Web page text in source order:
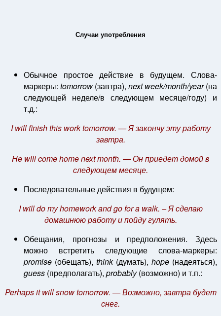
Случаи употребления
Обычное простое действие в будущем. Слова-
маркеры: tomorrow(завтра), next week/month/year(на
следующей неделе/в следующем месяце/году) и
т.д.:
I will finish this work tomorrow. — Я закончу эту работу
завтра.
He will come home next month. — Он приедет домой в
следующем месяце.
Последовательные действия в будущем:
I will do my homework and go for a walk. – Я сделаю
домашнюю работу и пойду гулять.
Обещания, прогнозы и предположения. Здесь
можно встретить следующие слова-маркеры:
promise (обещать), think(думать), hope (надеяться),
guess (предполагать), probably(возможно) и т.п.:
Perhaps it will snow tomorrow. — Возможно, завтра будет
снег.